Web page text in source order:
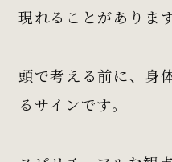
現れることがあります
頭で考える前に、身
るサインです。